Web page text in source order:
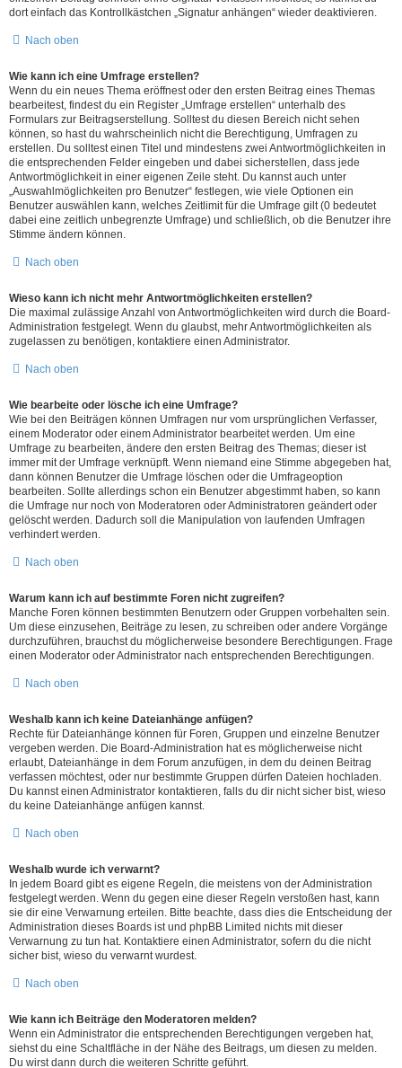
dort einfach das Kontrollkästchen „Signatur anhängen“ wieder deaktivieren.
Nach oben
Wie kann ich eine Umfrage erstellen?
Wenn du ein neues Thema eröffnest oder den ersten Beitrag eines Themas
bearbeitest, findest du ein Register „Umfrage erstellen“ unterhalb des
Formulars zur Beitragserstellung. Solltest du diesen Bereich nicht sehen
können, so hast du wahrscheinlich nicht die Berechtigung, Umfragen zu
erstellen. Du solltest einen Titel und mindestens zwei Antwortmöglichkeiten in
die entsprechenden Felder eingeben und dabei sicherstellen, dass jede
Antwortmöglichkeit in einer eigenen Zeile steht. Du kannst auch unter
„Auswahlmöglichkeiten pro Benutzer“ festlegen, wie viele Optionen ein
Benutzer auswählen kann, welches Zeitlimit für die Umfrage gilt (0 bedeutet
dabei eine zeitlich unbegrenzte Umfrage) und schließlich, ob die Benutzer ihre
Stimme ändern können.
Nach oben
Wieso kann ich nicht mehr Antwortmöglichkeiten erstellen?
Die maximal zulässige Anzahl von Antwortmöglichkeiten wird durch die Board-
Administration festgelegt. Wenn du glaubst, mehr Antwortmöglichkeiten als
zugelassen zu benötigen, kontaktiere einen Administrator.
Nach oben
Wie bearbeite oder lösche ich eine Umfrage?
Wie bei den Beiträgen können Umfragen nur vom ursprünglichen Verfasser,
einem Moderator oder einem Administrator bearbeitet werden. Um eine
Umfrage zu bearbeiten, ändere den ersten Beitrag des Themas; dieser ist
immer mit der Umfrage verknüpft. Wenn niemand eine Stimme abgegeben hat,
dann können Benutzer die Umfrage löschen oder die Umfrageoption
bearbeiten. Sollte allerdings schon ein Benutzer abgestimmt haben, so kann
die Umfrage nur noch von Moderatoren oder Administratoren geändert oder
gelöscht werden. Dadurch soll die Manipulation von laufenden Umfragen
verhindert werden.
Nach oben
Warum kann ich auf bestimmte Foren nicht zugreifen?
Manche Foren können bestimmten Benutzern oder Gruppen vorbehalten sein.
Um diese einzusehen, Beiträge zu lesen, zu schreiben oder andere Vorgänge
durchzuführen, brauchst du möglicherweise besondere Berechtigungen. Frage
einen Moderator oder Administrator nach entsprechenden Berechtigungen.
Nach oben
Weshalb kann ich keine Dateianhänge anfügen?
Rechte für Dateianhänge können für Foren, Gruppen und einzelne Benutzer
vergeben werden. Die Board-Administration hat es möglicherweise nicht
erlaubt, Dateianhänge in dem Forum anzufügen, in dem du deinen Beitrag
verfassen möchtest, oder nur bestimmte Gruppen dürfen Dateien hochladen.
Du kannst einen Administrator kontaktieren, falls du dir nicht sicher bist, wieso
du keine Dateianhänge anfügen kannst.
Nach oben
Weshalb wurde ich verwarnt?
In jedem Board gibt es eigene Regeln, die meistens von der Administration
festgelegt werden. Wenn du gegen eine dieser Regeln verstoßen hast, kann
sie dir eine Verwarnung erteilen. Bitte beachte, dass dies die Entscheidung der
Administration dieses Boards ist und phpBB Limited nichts mit dieser
Verwarnung zu tun hat. Kontaktiere einen Administrator, sofern du die nicht
sicher bist, wieso du verwarnt wurdest.
Nach oben
Wie kann ich Beiträge den Moderatoren melden?
Wenn ein Administrator die entsprechenden Berechtigungen vergeben hat,
siehst du eine Schaltfläche in der Nähe des Beitrags, um diesen zu melden.
Du wirst dann durch die weiteren Schritte geführt.